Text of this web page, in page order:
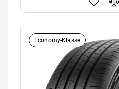
Economy-Klasse